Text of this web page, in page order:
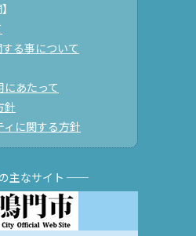
る事について
あたって
針
に関する方針
主なサイト ──